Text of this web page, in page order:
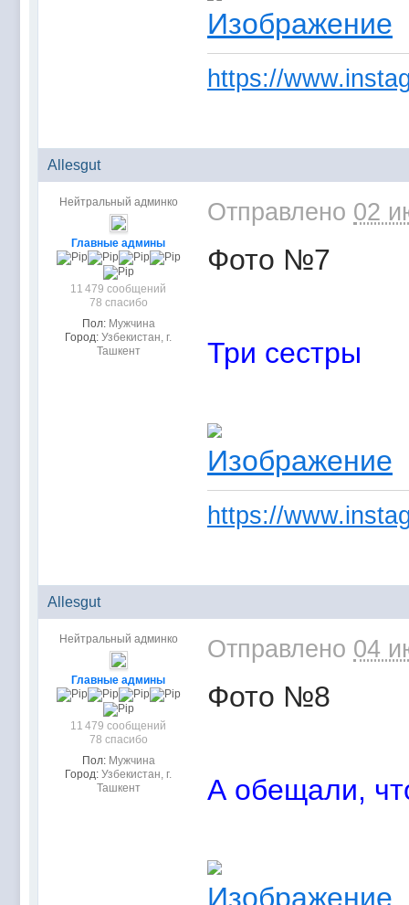
https://
Allesgut
Нейтральный админко
Главные админы
11 479 сообщений
78 спасибо
Пол: Мужчина
Город: Узбекистан, г.
Ташкент
Отправлено 02
Фото №7
Три сестры
https://
Allesgut
Нейтральный админко
Главные админы
11 479 сообщений
78 спасибо
Пол: Мужчина
Город: Узбекистан, г.
Ташкент
Отправлено 04
Фото №8
А обещали,